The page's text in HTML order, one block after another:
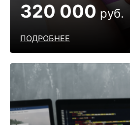
ПОДРОБНЕЕ
320 000 руб.